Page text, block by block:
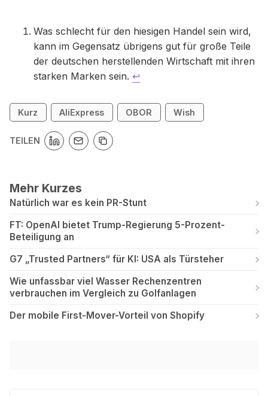
Was schlecht für den hiesigen Handel sein wird,
kann im Gegensatz übrigens gut für große Teile
der deutschen herstellenden Wirtschaft mit ihren
starken Marken sein. ↩
Kurz AliExpress OBOR Wish
TEILEN
Mehr Kurzes
Natürlich war es kein PR-Stunt
FT: OpenAI bietet Trump-Regierung 5-Prozent-
Beteiligung an
G7 „Trusted Partners“ für KI: USA als Türsteher
Wie unfassbar viel Wasser Rechenzentren
verbrauchen im Vergleich zu Golfanlagen
Der mobile First-Mover-Vorteil von Shopify